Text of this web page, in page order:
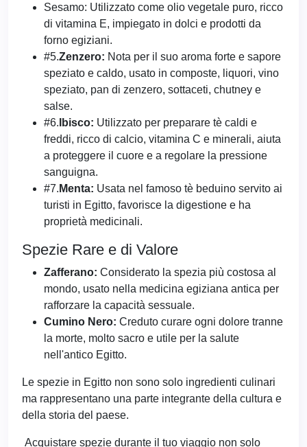
Sesamo: Utilizzato come olio vegetale puro, ricco
di vitamina E, impiegato in dolci e prodotti da
forno egiziani.
#5.Zenzero: Nota per il suo aroma forte e sapore
speziato e caldo, usato in composte, liquori, vino
speziato, pan di zenzero, sottaceti, chutney e
salse.
#6. Ibisco: Utilizzato per preparare tè caldi e
freddi, ricco di calcio, vitamina C e minerali, aiuta
a proteggere il cuore e a regolare la pressione
sanguigna.
#7. Menta: Usata nel famoso tè beduino servito ai
turisti in Egitto, favorisce la digestione e ha
proprietà medicinali.
Spezie Rare e di Valore
Zafferano: Considerato la spezia più costosa al
mondo, usato nella medicina egiziana antica per
rafforzare la capacità sessuale.
Cumino Nero: Creduto curare ogni dolore tranne
la morte, molto sacro e utile per la salute
nell'antico Egitto.
Le spezie in Egitto non sono solo ingredienti culinari
ma rappresentano una parte integrante della cultura e
della storia del paese.
Acquistare spezie durante il tuo viaggio non solo